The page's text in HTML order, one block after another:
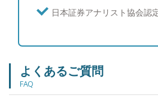
供させて頂けることと自負して
用：ポートフォリオ運用につい
多くいただくため、個別株より
心にご提案を行い、継続的な利
日本証券アナリスト協会認
よくあるご質問
FAQ